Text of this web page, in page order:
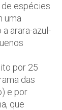
de espécies
uma
arara-azul-
por 25
das
e por
que